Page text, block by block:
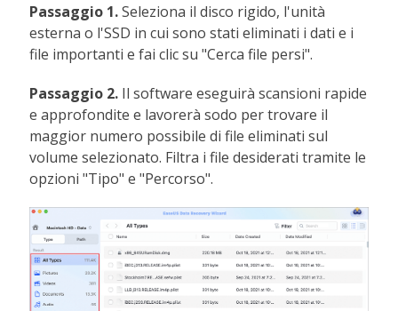
Passaggio 1.Seleziona il disco rigido, l'unità
esterna o l'SSD in cui sono stati eliminati i dati e i
file importanti e fai clic su "Cerca file persi".
Passaggio 2. Il software eseguirà scansioni rapide
e approfondite e lavorerà sodo per trovare il
maggior numero possibile di file eliminati sul
volume selezionato. Filtra i file desiderati tramite le
opzioni "Tipo" e "Percorso".